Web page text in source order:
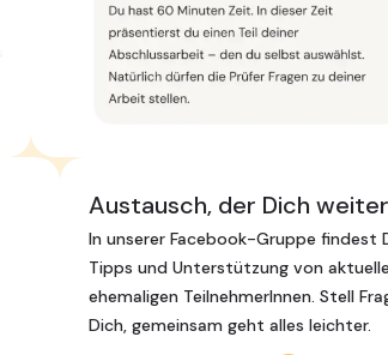
Austausch, der Dich
In unserer Facebook-Gruppe findest
Tipps und Unterstützung von
ehemaligen TeilnehmerInnen. Stell
Dich, gemeinsam geht alles leichter.